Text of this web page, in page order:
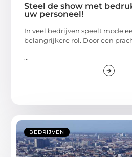
Steel de show met
uw personeel!
In veel bedrijven speelt mode
belangrijkere rol. Door een
...
BEDRIJVEN